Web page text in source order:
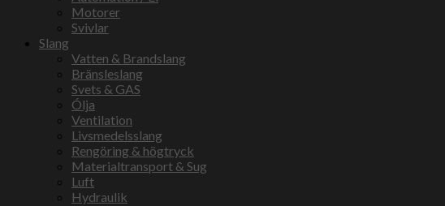
Motorer
Svivlar
Slang
Vatten & Brandslang
Bränsleslang
Svets & GAS
Ólja
Ventilation
Livsmedelsslang
Rengöring & högtryck
Materialtransport & Sug
Luft
Hydraulik